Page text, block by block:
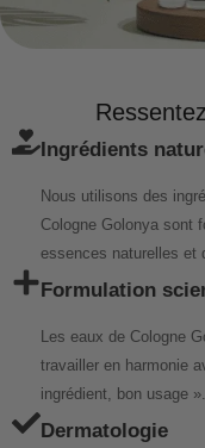
Ingrédients
Nous utilisons des
Cologne Golonya sont
essences naturelles et
Formulation
Les eaux de Cologne
travailler en harmonie
ingrédient, bon usage ».
Dermatologie